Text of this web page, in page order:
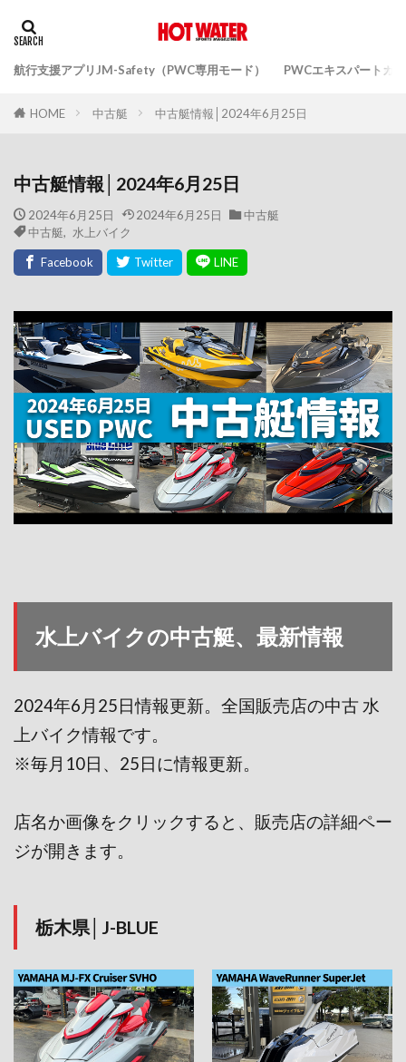
航行支援アプリJM-Safety（PWC専用モード） PWCエキスパートガ
HOME 中古艇 中古艇情報│2024年6月25日
中古艇情報│2024年6月25日
2024年6月25日 2024年6月25日
中古艇
中古艇
水上バイク
水上バイクの中古艇、最新情報
2024年6月25日情報更新。全国販売店の中古 水
上バイク情報です。
※毎月10日、25日に情報更新。
店名か画像をクリックすると、販売店の詳細ペー
ジが開きます。
栃木県│J-BLUE